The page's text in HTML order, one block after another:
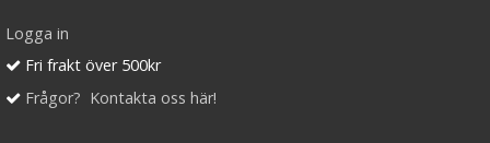
Logga in
Fri frakt över 500kr
Frågor? Kontakta oss här!